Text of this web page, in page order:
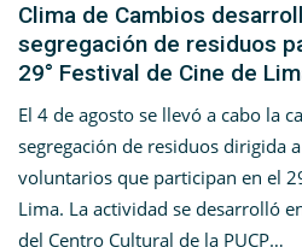
Clima de Cambios
segregación de residuos
29° Festival de Cine de
El 4 de agosto se llevó a cabo la
segregación de residuos dirigida
voluntarios que participan en el
Lima. La actividad se desarrolló
del Centro Cultural de la PUCP…